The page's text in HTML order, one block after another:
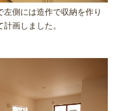
側には造作で収納を作り
画しました。